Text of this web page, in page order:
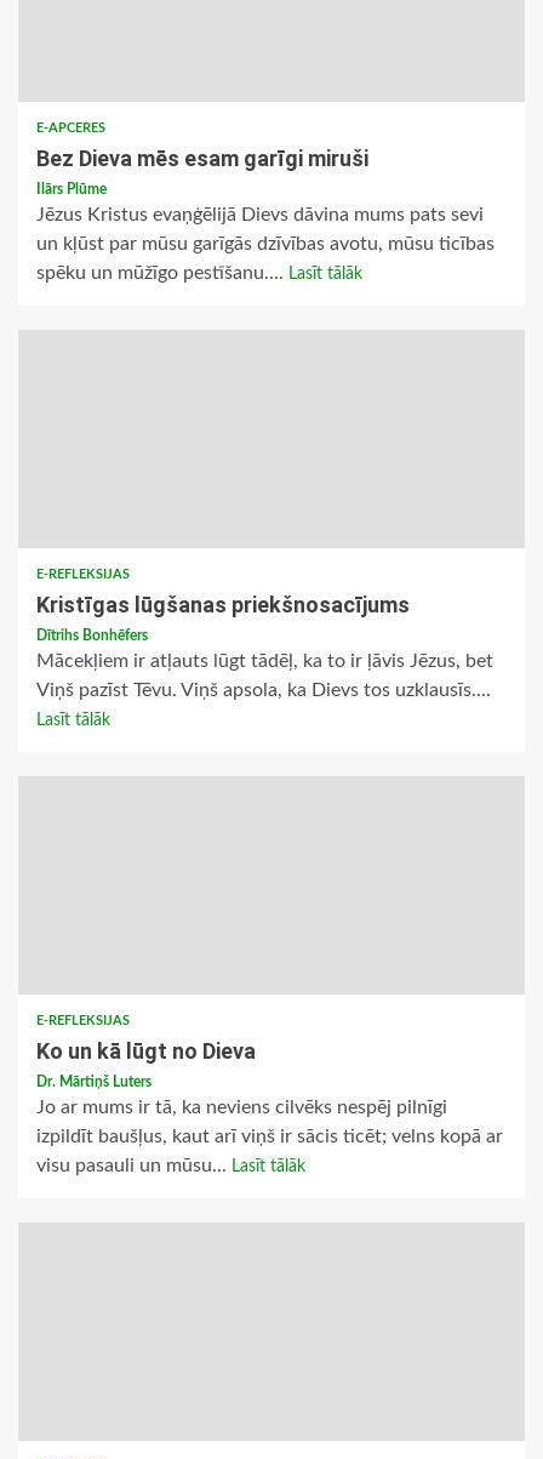
E-APCERES
Bez Dieva mēs esam garīgi miruši
Ilārs Plūme
Jēzus Kristus evaņģēlijā Dievs dāvina mums pats sevi
un kļūst par mūsu garīgās dzīvības avotu, mūsu ticības
spēku un mūžīgo pestīšanu.... Lasīt tālāk
E-REFLEKSIJAS
Kristīgas lūgšanas priekšnosacījums
Dītrihs Bonhēfers
Mācekļiem ir atļauts lūgt tādēļ, ka to ir ļāvis Jēzus, bet
Viņš pazīst Tēvu. Viņš apsola, ka Dievs tos uzklausīs....
Lasīt tālāk
E-REFLEKSIJAS
Ko un kā lūgt no Dieva
Dr. Mārtiņš Luters
Jo ar mums ir tā, ka neviens cilvēks nespēj pilnīgi
izpildīt baušļus, kaut arī viņš ir sācis ticēt; velns kopā ar
visu pasauli un mūsu... Lasīt tālāk